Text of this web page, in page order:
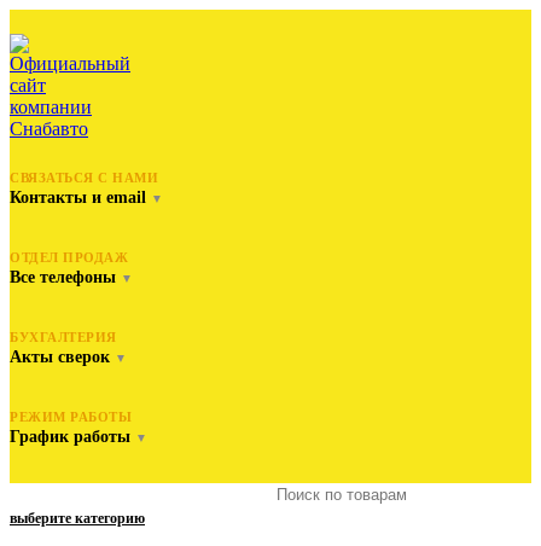
СВЯЗАТЬСЯ С НАМИ
Контакты и email ▼
ОТДЕЛ ПРОДАЖ
Все телефоны ▼
БУХГАЛТЕРИЯ
Акты сверок ▼
РЕЖИМ РАБОТЫ
График работы ▼
выберите категорию